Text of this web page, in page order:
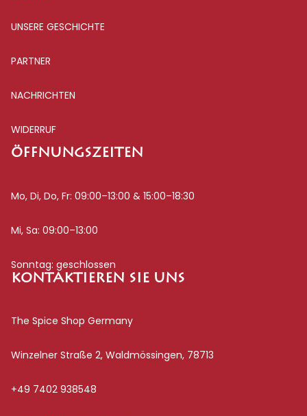
UNSERE GESCHICHTE
PARTNER
NACHRICHTEN
WIDERRUF
ÖFFNUNGSZEITEN
Mo, Di, Do, Fr: 09:00–13:00 & 15:00–18:30
Mi, Sa: 09:00–13:00
Sonntag: geschlossen
KONTAKTIEREN SIE UNS
The Spice Shop Germany
Winzelner Straße 2, Waldmössingen, 78713
+49 7402 938548